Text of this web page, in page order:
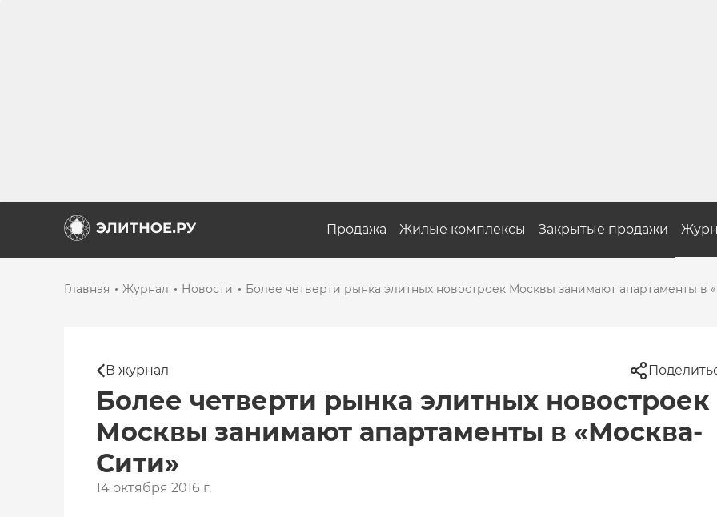
Продажа Жилые комплексы Закрытые продажи
Главная Журнал Новости Более четверти рынка элитных новостроек Москвы занимают апартаменты в
В журнал
Более четверти рынка элитных новостроек
Москвы занимают апартаменты в «Москва-
Сити»
14 октября 2016 г.